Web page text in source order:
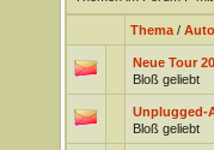
Thema/
Neue Tour
Bloß geliebt
Unplugged-
Bloß geliebt